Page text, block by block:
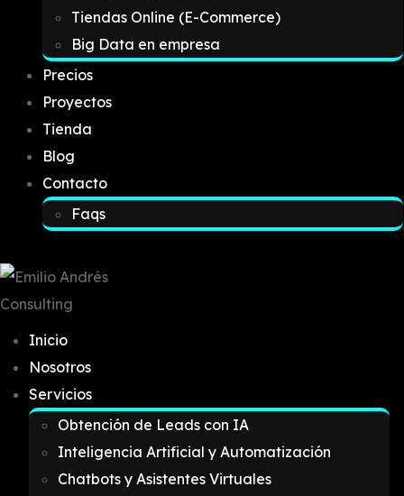
Tiendas Online (E-Commerce)
Big Data en empresa
Precios
Proyectos
Tienda
Blog
Contacto
Faqs
Inicio
Nosotros
Servicios
Obtención de Leads con IA
Inteligencia Artificial y Automatización
Chatbots y Asistentes Virtuales